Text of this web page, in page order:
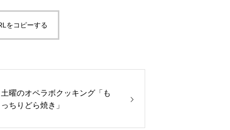
をコピーする
土曜のオペラボクッキング「も
っちりどら焼き」